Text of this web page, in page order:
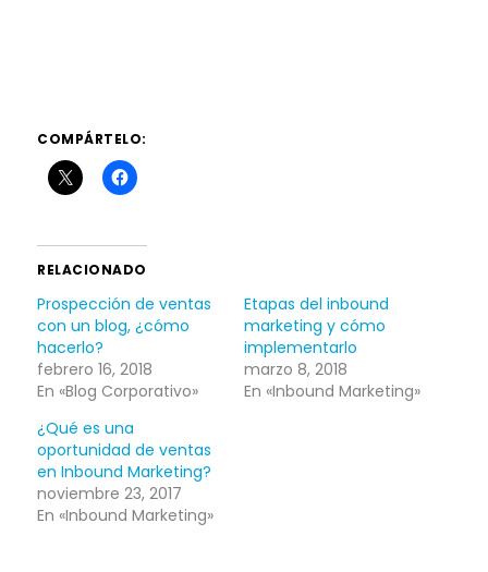
COMPÁRTELO:
RELACIONADO
Prospección de ventas
con un blog, ¿cómo
hacerlo?
febrero 16, 2018
En «Blog Corporativo»
Etapas del inbound
marketing y cómo
implementarlo
marzo 8, 2018
En «Inbound Marketing»
¿Qué es una
oportunidad de ventas
en Inbound Marketing?
noviembre 23, 2017
En «Inbound Marketing»